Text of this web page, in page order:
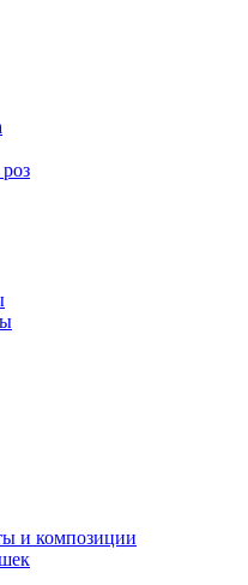
и композиции